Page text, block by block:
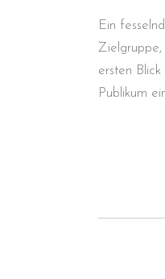
Ein
Zielgruppe,
ersten
Publikum